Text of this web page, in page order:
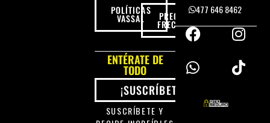
POLÍTICAS
VASSAL PREGUNTAS
FRECUENTES
ENTÉRATE DE
TODO
¡SUSCRÍBETE!
SUSCRÍBETE Y
477 646 8462